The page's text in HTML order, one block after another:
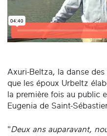
Axuri-Beltza, la danse
que les époux Urbeltz
la première fois au public
Eugenia de Saint-
"Deux ans auparavant,